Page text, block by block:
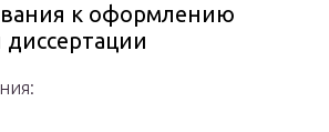
к оформлению
диссертации